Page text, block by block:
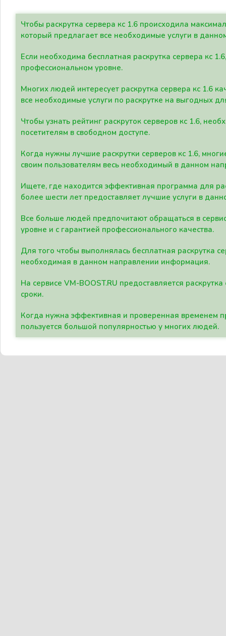
Чтобы раскрутка сервера кс 1.6 происходила
который предлагает все необходимые услуги в
Если необходима бесплатная раскрутка сервера кс
профессиональном уровне.
Многих людей интересует раскрутка сервера кс 1.6
все необходимые услуги по раскрутке на выгодных
Чтобы узнать рейтинг раскруток серверов кс 1.6,
посетителям в свободном доступе.
Когда нужны лучшие раскрутки серверов кс 1.6,
своим пользователям весь необходимый в данном
Ищете, где находится эффективная программа для
более шести лет предоставляет лучшие услуги в
Все больше людей предпочитают обращаться в
уровне и с гарантией профессионального качества.
Для того чтобы выполнялась бесплатная раскрутка
необходимая в данном направлении информация.
На сервисе VM-BOOST.RU предоставляется
сроки.
Когда нужна эффективная и проверенная временем
пользуется большой популярностью у многих людей.